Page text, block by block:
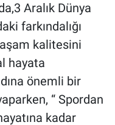
Aralık Dünya
farkındalığı
kalitesini
hayata
önemli bir
“ Spordan
kadar